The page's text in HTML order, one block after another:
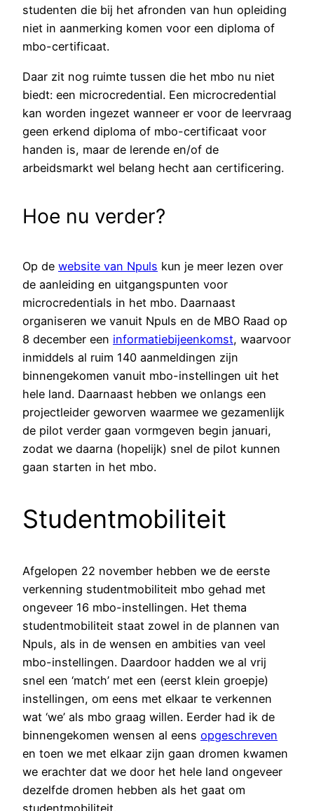
studenten die bij het afronden van hun opleiding
niet in aanmerking komen voor een diploma of
mbo-certificaat.
Daar zit nog ruimte tussen die het mbo nu niet
biedt: een microcredential. Een microcredential
kan worden ingezet wanneer er voor de leervraag
geen ​erkend diploma of mbo-certificaat voor
handen is, maar de lerende en/of de
arbeidsmarkt wel​ belang hecht aan certificering.
Hoe nu verder?
Op de website van Npuls kun je meer lezen over
de aanleiding en uitgangspunten voor
microcredentials in het mbo. Daarnaast
organiseren we vanuit Npuls en de MBO Raad op
8 december een informatiebijeenkomst, waarvoor
inmiddels al ruim 140 aanmeldingen zijn
binnengekomen vanuit mbo-instellingen uit het
hele land. Daarnaast hebben we onlangs een
projectleider geworven waarmee we gezamenlijk
de pilot verder gaan vormgeven begin januari,
zodat we daarna (hopelijk) snel de pilot kunnen
gaan starten in het mbo.
Studentmobiliteit
Afgelopen 22 november hebben we de eerste
verkenning studentmobiliteit mbo gehad met
ongeveer 16 mbo-instellingen. Het thema
studentmobiliteit staat zowel in de plannen van
Npuls, als in de wensen en ambities van veel
mbo-instellingen. Daardoor hadden we al vrij
snel een ‘match’ met een (eerst klein groepje)
instellingen, om eens met elkaar te verkennen
wat ‘we’ als mbo graag willen. Eerder had ik de
binnengekomen wensen al eens opgeschreven
en toen we met elkaar zijn gaan dromen kwamen
we erachter dat we door het hele land ongeveer
dezelfde dromen hebben als het gaat om
studentmobiliteit.